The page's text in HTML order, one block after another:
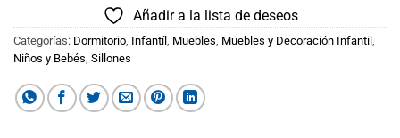
Añadir a la lista de deseos
Categorías: Dormitorio Infantíl Muebles Muebles y Decoración Infantil
Niños y Bebés Sillones